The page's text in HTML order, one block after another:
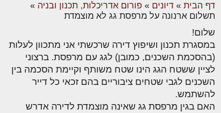
דף הבית » דיונים » פורום אדריכלות, תכנון ובניה »
תשלום ארנונה על מרפסת גג לא מוצמדת
שלום!
במסגרת תכנון ושיפוץ דירה שרכשתי אני מתכוון לעלות
(בהסכמת השכנים, כמובן) לגג עם מרפסת. ברצוני
לציין ששטח הגג הינו שטח משותף וקיימת הסכמה בין
השכנים לגבי שטחים ציבוריים בהם זכאי כל דייר
להשתמש.
האם בגין מרפסת גג שאינה מוצמדת לדירה אדרש